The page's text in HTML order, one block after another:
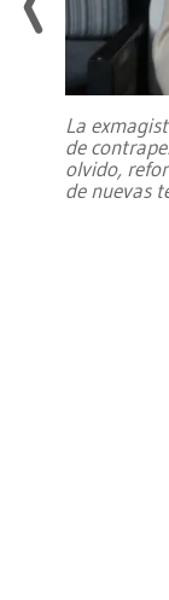
La
de
olvido,
de nuevas